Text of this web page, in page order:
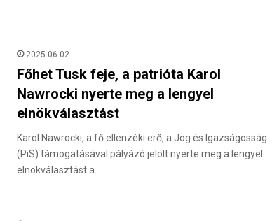
2025.06.02.
Főhet Tusk feje, a patrióta Karol
Nawrocki nyerte meg a lengyel
elnökválasztást
Karol Nawrocki, a fő ellenzéki erő, a Jog és Igazságosság
(PiS) támogatásával pályázó jelölt nyerte meg a lengyel
elnökválasztást a…